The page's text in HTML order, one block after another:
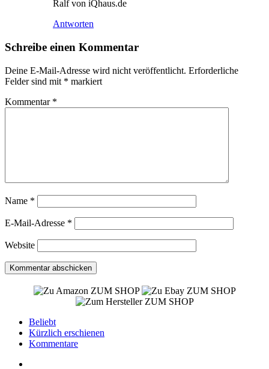
Ralf von iQhaus.de
Antworten
Schreibe einen Kommentar
Deine E-Mail-Adresse wird nicht veröffentlicht. Erforderliche
Felder sind mit * markiert
Kommentar *
Name *
E-Mail-Adresse *
Website
ZUM SHOP
ZUM SHOP
ZUM SHOP
Beliebt
Kürzlich erschienen
Kommentare